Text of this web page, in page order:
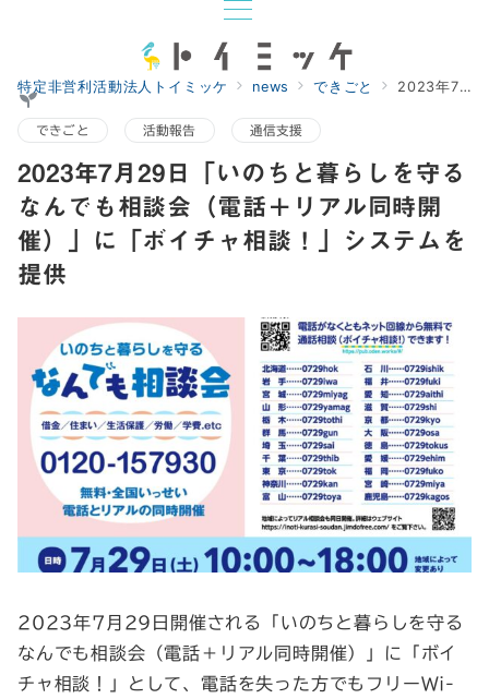
特定非営利活動法人トイミッケ news できごと 2023年7月29日「いのちと暮らしを守るなんでも相談会（電話＋リアル同時開催）」に「ボイチャ相談！」システムを提供
できごと 活動報告 通信支援
2023年7月29日「いのちと暮らしを守る
なんでも相談会（電話＋リアル同時開
催）」に「ボイチャ相談！」システムを
提供
2023年7月29日開催される「いのちと暮らしを守る
なんでも相談会（電話＋リアル同時開催）」に「ボイ
チャ相談！」として、電話を失った方でもフリーWi-